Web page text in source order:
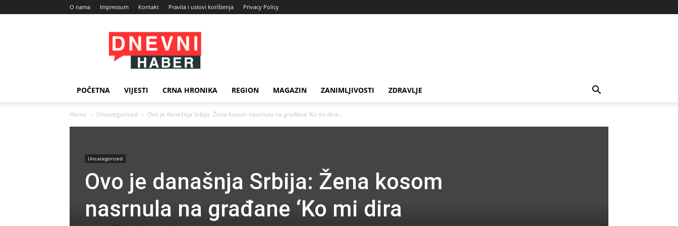
O nama Impressum Kontakt Pravila i uslovi korištenja Privacy Policy
Dnevni
Haber
POČETNA VIJESTI CRNA HRONIKA REGION MAGAZIN ZANIMLJIVOSTI ZDRAVLJE
Home Uncategorized Ovo je današnja Srbija: Žena kosom nasrnula na građane ‘Ko mi dira...
Uncategorized
Ovo je današnja Srbija: Žena kosom
nasrnula na građane ‘Ko mi dira